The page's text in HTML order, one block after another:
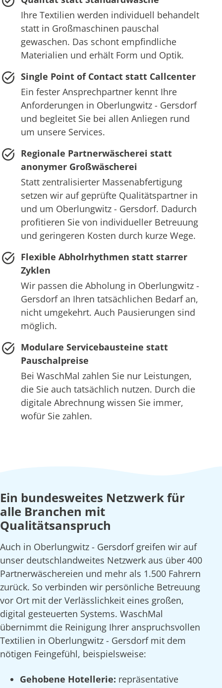
Ihre Textilien werden individuell behandelt
statt in Großmaschinen pauschal
gewaschen. Das schont empfindliche
Materialien und erhält Form und Optik.
Single Point of Contact statt Callcenter
Ein fester Ansprechpartner kennt Ihre
Anforderungen in Oberlungwitz - Gersdorf
und begleitet Sie bei allen Anliegen rund
um unsere Services.
Regionale Partnerwäscherei statt
anonymer Großwäscherei
Statt zentralisierter Massenabfertigung
setzen wir auf geprüfte Qualitätspartner in
und um Oberlungwitz - Gersdorf. Dadurch
profitieren Sie von individueller Betreuung
und geringeren Kosten durch kurze Wege.
Flexible Abholrhythmen statt starrer
Zyklen
Wir passen die Abholung in Oberlungwitz -
Gersdorf an Ihren tatsächlichen Bedarf an,
nicht umgekehrt. Auch Pausierungen sind
möglich.
Modulare Servicebausteine statt
Pauschalpreise
Bei WaschMal zahlen Sie nur Leistungen,
die Sie auch tatsächlich nutzen. Durch die
digitale Abrechnung wissen Sie immer,
wofür Sie zahlen.
Ein bundesweites Netzwerk für
alle Branchen mit
Qualitätsanspruch
Auch in Oberlungwitz - Gersdorf greifen wir auf
unser deutschlandweites Netzwerk aus über 400
Partnerwäschereien und mehr als 1.500 Fahrern
zurück. So verbinden wir persönliche Betreuung
vor Ort mit der Verlässlichkeit eines großen,
digital gesteuerten Systems. WaschMal
übernimmt die Reinigung Ihrer anspruchsvollen
Textilien in Oberlungwitz - Gersdorf mit dem
nötigen Feingefühl, beispielsweise:
Gehobene Hotellerie: repräsentative